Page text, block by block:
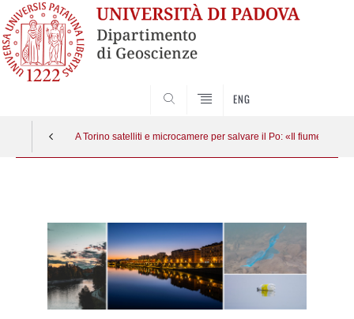
ENG
A Torino satelliti e microcamere per salvare il Po: «Il fiume non